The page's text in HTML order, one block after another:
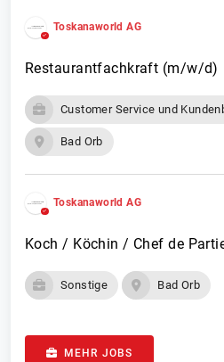
Toskanaworld AG
Restaurantfachkraft (m/w/d)
Customer Service und
Bad Orb
Toskanaworld AG
Koch / Köchin / Chef de
Sonstige Bad Orb
MEHR JOBS